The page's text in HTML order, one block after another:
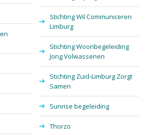
Stichting Wil Communiceren
Limburg
Stichting Woonbegeleiding
Jong Volwassenen
Stichting Zuid-Limburg Zorgt
Samen
Sunrise begeleiding
Thorzo